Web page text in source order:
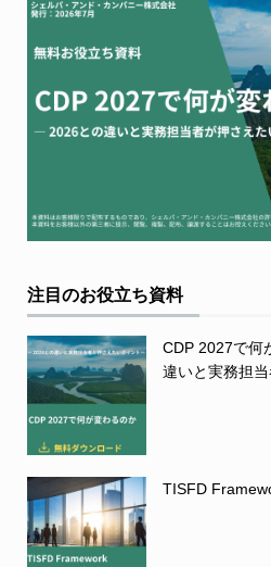
注目のお役立ち資料
CDP 2027で
違いと実務担
TISFD